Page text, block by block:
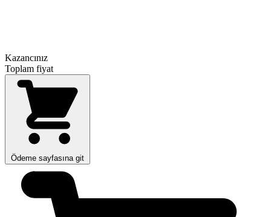
Kazancınız
Toplam fiyat
Ödeme sayfasına git